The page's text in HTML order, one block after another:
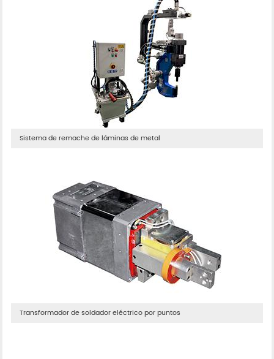
Sistema de remache de láminas de metal
Transformador de soldador eléctrico por puntos